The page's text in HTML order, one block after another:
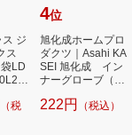
ジ
ス
LD
百
（税
4位
旭化成ホームプロ
ダクツ｜Asahi KA
SEI 旭化成 イン
ナーグローブ（薄
プ）...
222円 （税込）